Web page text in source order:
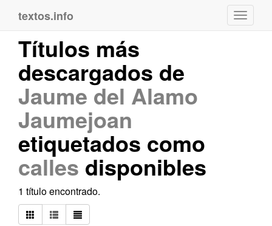
textos.info
Títulos más
descargados de
Jaume del Alamo
Jaumejoan
etiquetados como
calles disponibles
1 título encontrado.